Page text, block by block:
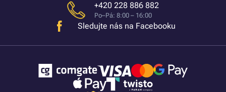
+420 228 886 882
Po–Pá: 8:00 – 16:00
Sledujte nás na Facebooku